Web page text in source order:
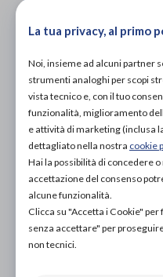
NON
Organizza
La tua privacy, al primo
Noi, insieme ad alcuni partner
strumenti analoghi per scopi
vista tecnico e, con il tuo
funzionalità, miglioramento
e attività di marketing (inclusa
dettagliato nella nostra cookie
Hai la possibilità di concedere
accettazione del consenso
alcune funzionalità.
Clicca su "Accetta i Cookie"
senza accettare" per
non tecnici.